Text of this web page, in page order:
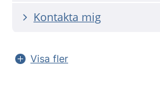
Kontakta mig
Visa fler